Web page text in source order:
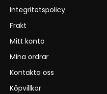
Integritetspolicy
Frakt
Mitt konto
Mina ordrar
Kontakta oss
Köpvillkor